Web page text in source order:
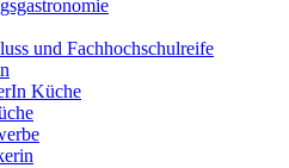
und Fachhochschulreife
Küche